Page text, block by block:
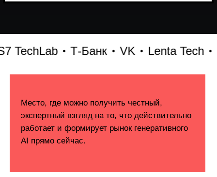
Т-Банк VK Lenta Tech